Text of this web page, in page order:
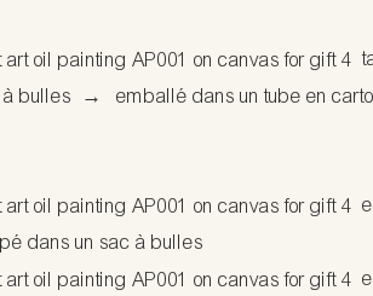
bulles
→ emballé dans un tube en
dans un sac à bulles